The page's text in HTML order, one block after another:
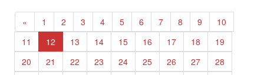
« 1 2 3 4 5 6 7 8 9
10
11
12 13 14 15 16 17 18
19
20
21 22 23 24 25 26 27
28